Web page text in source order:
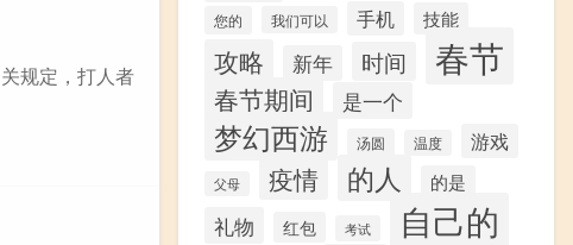
规定，打人者
您的 我们可以 手机 技能
攻略 新年 时间 春节
春节期间 是一个
梦幻西游 汤圆 温度 游戏
父母 疫情 的人 的是
礼物 红包 考试 自己的